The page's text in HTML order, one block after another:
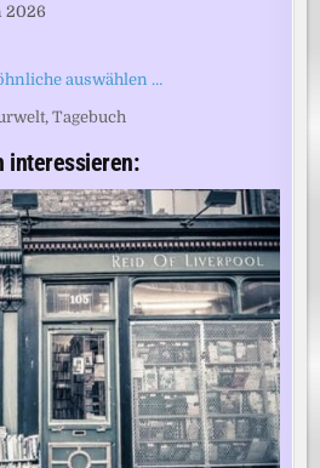
2026
auswählen …
,Tagebuch
interessieren: